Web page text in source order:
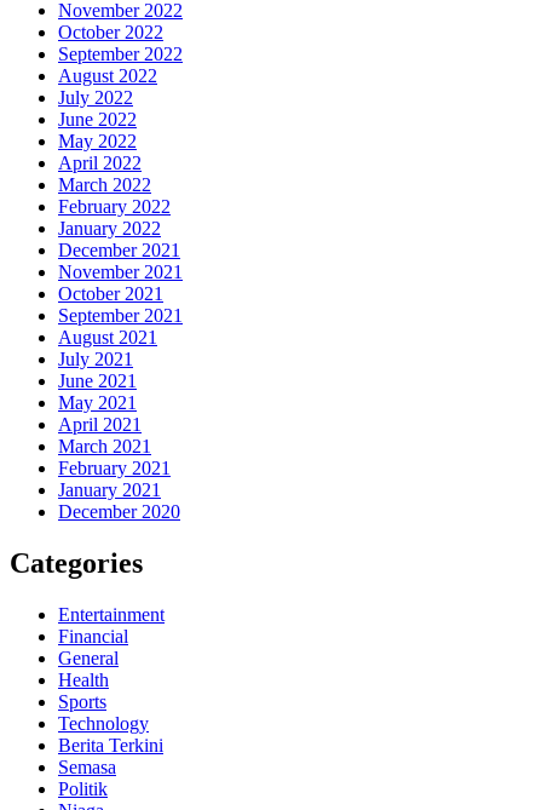
November 2022
October 2022
September 2022
August 2022
July 2022
June 2022
May 2022
April 2022
March 2022
February 2022
January 2022
December 2021
November 2021
October 2021
September 2021
August 2021
July 2021
June 2021
May 2021
April 2021
March 2021
February 2021
January 2021
December 2020
Categories
Entertainment
Financial
General
Health
Sports
Technology
Berita Terkini
Semasa
Politik